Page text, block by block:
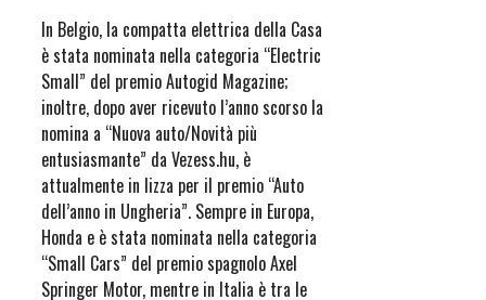
In Belgio, la compatta elettrica della Casa
è stata nominata nella categoria “Electric
Small” del premio Autogid Magazine;
inoltre, dopo aver ricevuto l’anno scorso la
nomina a “Nuova auto/Novità più
entusiasmante” da Vezess.hu, è
attualmente in lizza per il premio “Auto
dell’anno in Ungheria”. Sempre in Europa,
Honda e è stata nominata nella categoria
“Small Cars” del premio spagnolo Axel
Springer Motor, mentre in Italia è tra le